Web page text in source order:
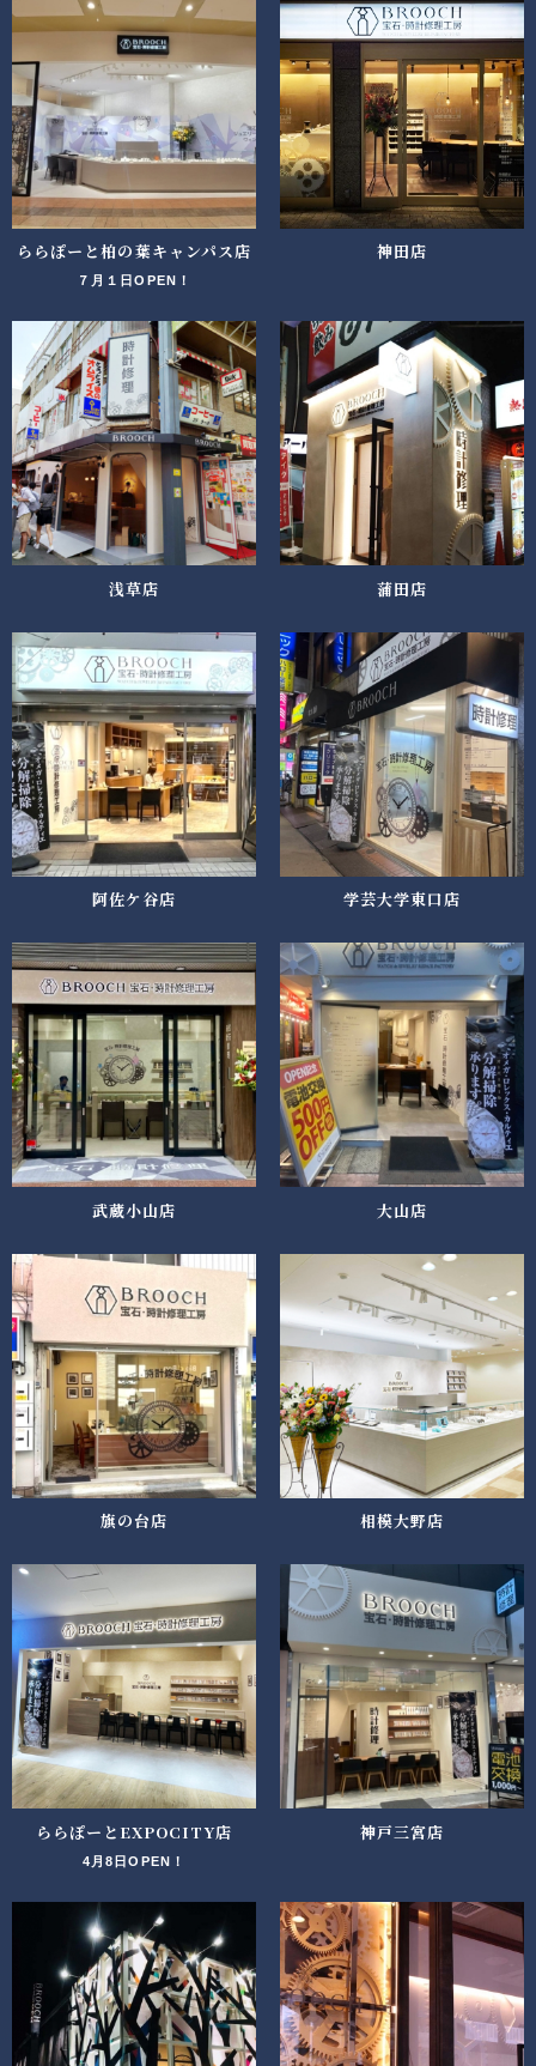
ららぽーと柏の葉キャンパス店
７月１日OPEN！
神田店
浅草店 蒲田店
阿佐ケ谷店 学芸大学東口店
武蔵小山店 大山店
旗の台店 相模大野店
ららぽーとEXPOCITY店
4月8日OPEN！
神戸三宮店